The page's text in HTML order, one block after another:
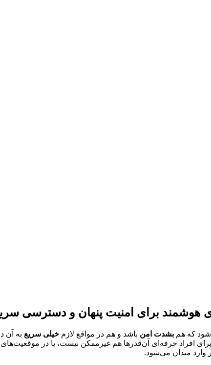
هوشمند برای امنیت پنهان و دسترسی
شود که هم بشدت امن باشد و هم در مواقع لازم خیلی سریع به آن
برای افراد حرفه‌ای آن‌قدرها هم غیرممکن نیست، یا در
وارد میدان می‌شود.